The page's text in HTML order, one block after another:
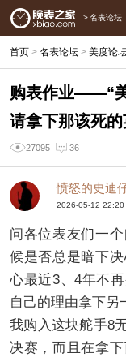
> 名表论坛
首页 > 名表论坛 > 美度论
购表作业——“
请拿下那该死的
27095 36
愤怒的史迪
2026-05-12 22:20
问各位表友们一
候是否总是暗下
心最近3、4年不
自己的理由拿下另
我购入这块舵手8
决赛，而且在拿